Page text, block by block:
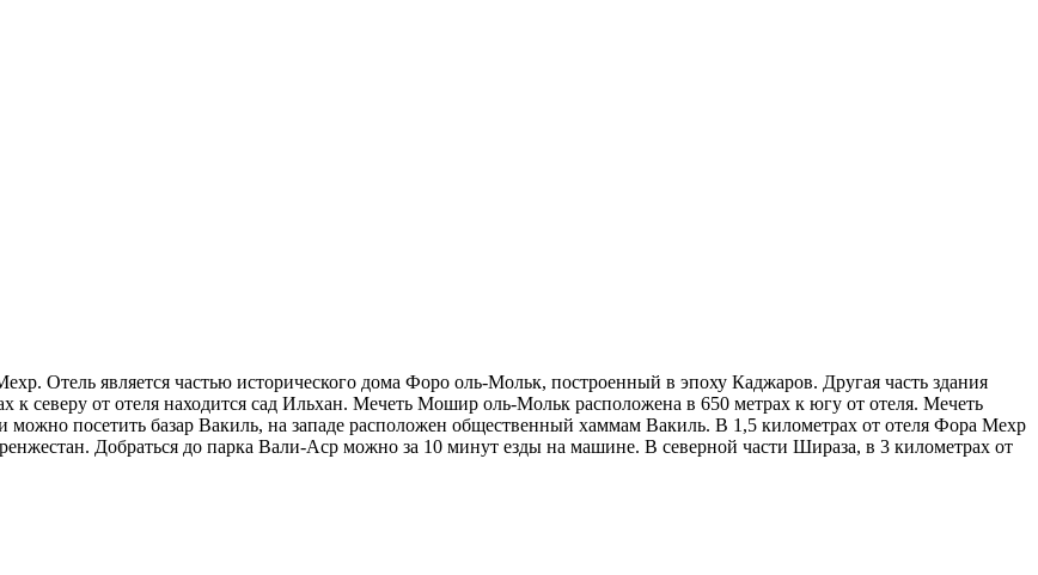
Отель является частью исторического дома Форо оль-Мольк, построенный в эпоху Каджаров. Другая часть здания
северу от отеля находится сад Ильхан. Мечеть Мошир оль-Мольк расположена в 650 метрах к югу от отеля. Мечеть
посетить базар Вакиль, на западе расположен общественный хаммам Вакиль. В 1,5 километрах от отеля Фора Мехр
Добраться до парка Вали-Аср можно за 10 минут езды на машине. В северной части Шираза, в 3 километрах от